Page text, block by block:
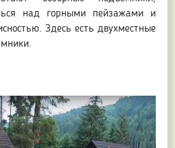
над горными пейзажами и
Здесь есть двухместные